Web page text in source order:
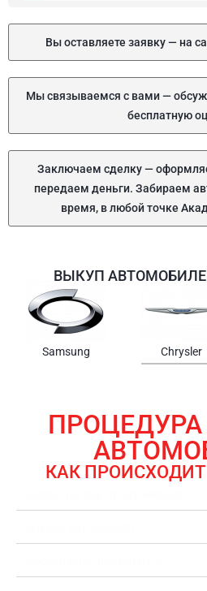
Вы оставляете заявку — на
Мы связываемся с вами —
бесплатную
Заключаем сделку —
передаем деньги. Забираем
время, в любой точке
ВЫКУП
Samsung Chrysler
КАК